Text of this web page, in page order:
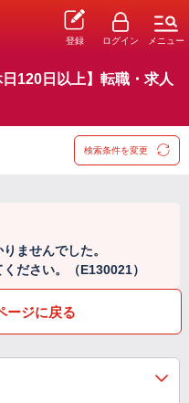
登録 ログイン メニュー
120日以上】転職・求人
検索条件を変更
ませんでした。
ださい。（E130021）
ージに戻る